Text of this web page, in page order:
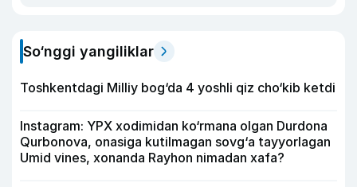
So‘nggi yangiliklar
Toshkentdagi Milliy bog‘da 4 yoshli qiz cho‘kib ketdi
Instagram: YPX xodimidan ko‘rmana olgan Durdona
Qurbonova, onasiga kutilmagan sovg‘a tayyorlagan
Umid vines, xonanda Rayhon nimadan xafa?